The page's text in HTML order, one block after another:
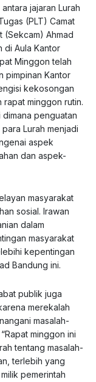
jajaran Lurah
(PLT) Camat
(Sekcam) Ahmad
di Aula Kantor
Minggon telah
pimpinan Kantor
kekosongan
rapat minggon rutin.
penguatan
Lurah menjadi
aspek
dan aspek-
masyarakat
sosial. Irawan
dalam
masyarakat
kepentingan
Bandung ini.
publik juga
merekalah
masalah-
minggon ini
tentang masalah-
terlebih yang
pemerintah